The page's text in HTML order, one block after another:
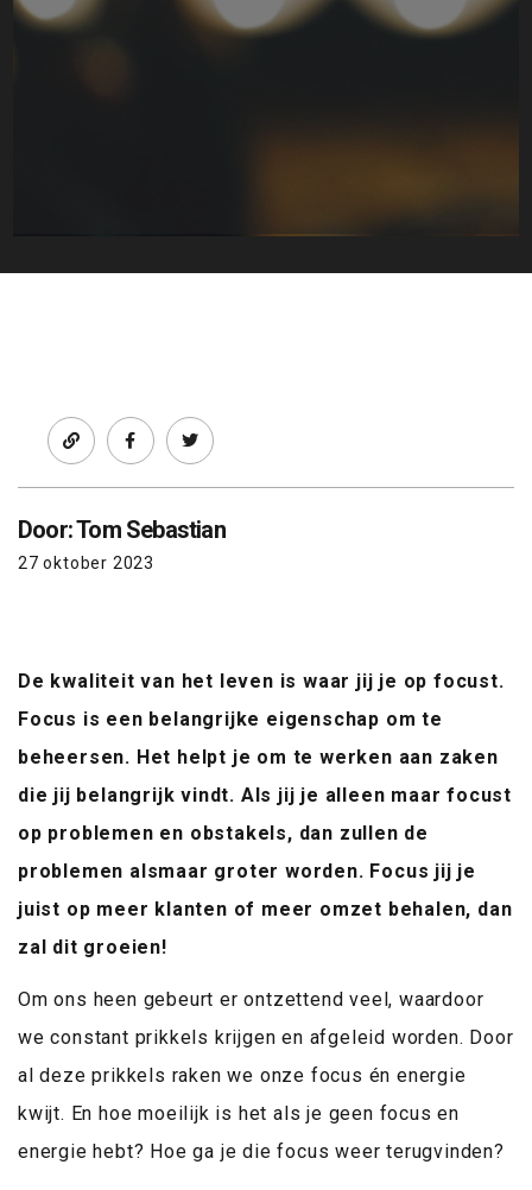
Facebooktwitter
Door: Tom Sebastian
27 oktober 2023
De kwaliteit van het leven is waar jij je op focust.
Focus is een belangrijke eigenschap om te
beheersen. Het helpt je om te werken aan zaken
die jij belangrijk vindt. Als jij je alleen maar focust
op problemen en obstakels, dan zullen de
problemen alsmaar groter worden. Focus jij je
juist op meer klanten of meer omzet behalen, dan
zal dit groeien!
Om ons heen gebeurt er ontzettend veel, waardoor
we constant prikkels krijgen en afgeleid worden. Door
al deze prikkels raken we onze focus én energie
kwijt. En hoe moeilijk is het als je geen focus en
energie hebt? Hoe ga je die focus weer terugvinden?